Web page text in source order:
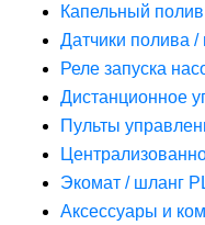
Капельный полив
Датчики полива /
Реле запуска
Дистанционное
Пульты
Экомат / шланг
Аксессуары и